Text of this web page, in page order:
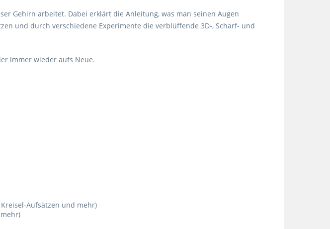
Gehirn arbeitet. Dabei erklärt die Anleitung, was man seinen Augen
und durch verschiedene Experimente die verblüffende 3D-, Scharf- und
immer wieder aufs Neue.
Aufsätzen und mehr)